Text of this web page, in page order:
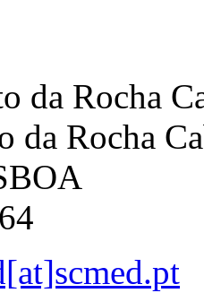
da Rocha
da Rocha